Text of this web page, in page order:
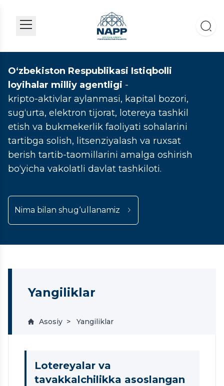
O‘zbekiston Respublikasi Istiqbolli
loyihalar milliy agentligi -
kripto-aktivlar aylanmasi, kapital bozori,
sug‘urta, elektron tijorat, lotereya tashkil
etish va bukmekerlik faoliyati sohalarini
tartibga solish, litsenziyalash va ruxsat
berish tartib-taomillarini amalga oshirish
bo‘yicha vakolatli davlat tashkiloti.
Nima bilan shug‘ullanamiz
Yangiliklar
Asosiy Yangiliklar
Lotereyalar va
tavakkalchilikka asoslangan